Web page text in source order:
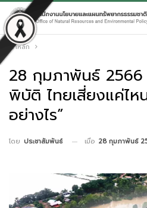
หน้าหลัก
28 กุมภาพันธ์ 2566
พิบัติ ไทยเสี่ยงแค่ไ
อย่างไร”
โดย ประชาสัมพันธ์ เมื่อ 28 กุมภาพันธ์